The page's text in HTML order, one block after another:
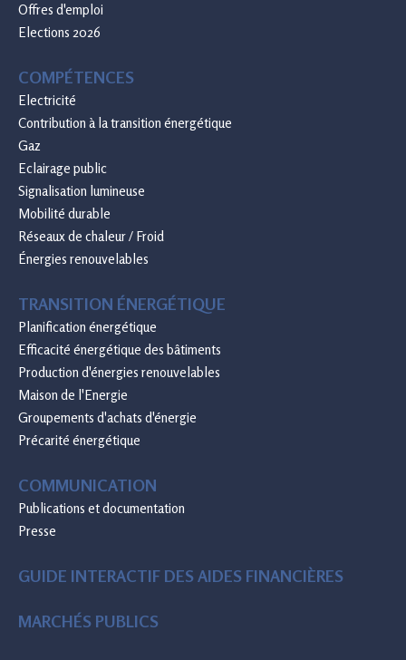
Offres d'emploi
Elections 2026
COMPÉTENCES
Electricité
Contribution à la transition énergétique
Gaz
Eclairage public
Signalisation lumineuse
Mobilité durable
Réseaux de chaleur / Froid
Énergies renouvelables
TRANSITION ÉNERGÉTIQUE
Planification énergétique
Efficacité énergétique des bâtiments
Production d'énergies renouvelables
Maison de l'Energie
Groupements d'achats d'énergie
Précarité énergétique
COMMUNICATION
Publications et documentation
Presse
GUIDE INTERACTIF DES AIDES FINANCIÈRES
MARCHÉS PUBLICS